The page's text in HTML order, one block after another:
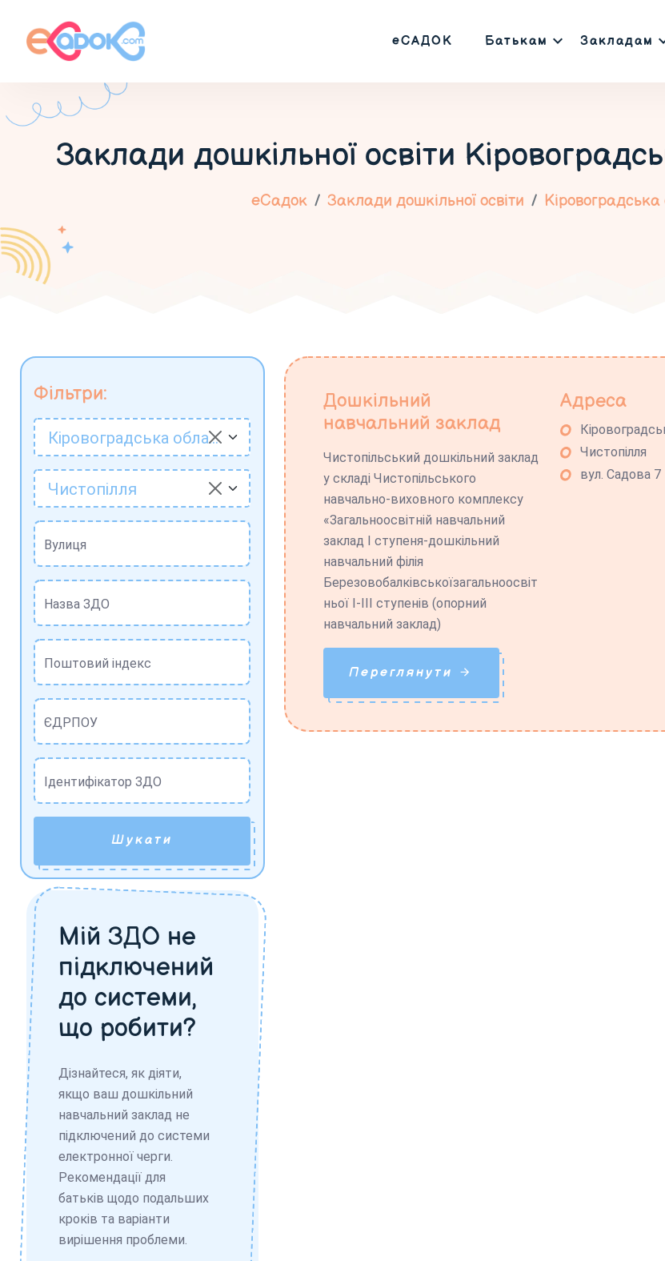
еСАДОК Батькам Закладам
Заклади дошкільної освіти
еСадок Заклади дошкільної освіти Кіровоградська
Фільтри:
Кіровоградська область
Чистопілля
Вулиця
Назва ЗДО
Поштовий індекс
ЄДРПОУ
Ідентифікатор ЗДО
Шукати
Мій ЗДО не
підключений
до системи,
що робити?
Дізнайтеся, як діяти,
якщо ваш дошкільний
навчальний заклад не
підключений до системи
електронної черги.
Рекомендації для
батьків щодо подальших
кроків та варіанти
вирішення проблеми.
Дошкільний
навчальний заклад
Чистопільський дошкільний заклад
у складі Чистопільського
навчально-виховного комплексу
«Загальноосвітній навчальний
заклад І ступеня-дошкільний
навчальний філія
Березовобалківськоїзагальноосвіт
ньої І-ІІІ ступенів (опорний
навчальний заклад)
Адреса
Чистопілля
вул. Садова 7
Переглянути